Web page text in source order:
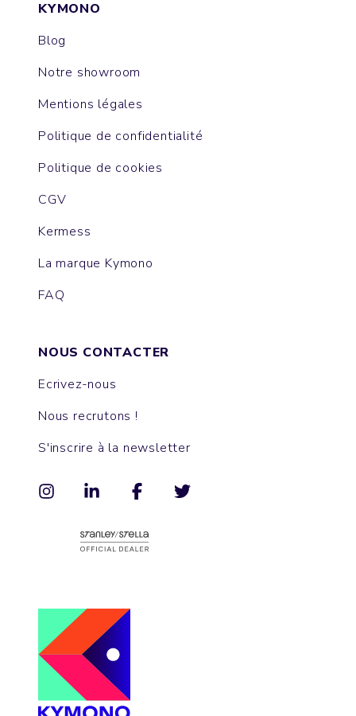
KYMONO
Blog
Notre showroom
Mentions légales
Politique de confidentialité
Politique de cookies
CGV
Kermess
La marque Kymono
FAQ
NOUS CONTACTER
Ecrivez-nous
Nous recrutons !
S'inscrire à la newsletter